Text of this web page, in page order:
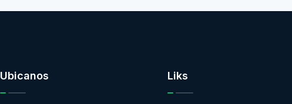
Ubicanos Liks